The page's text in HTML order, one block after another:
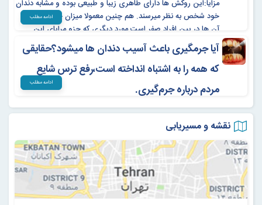
مزایا:این روکش ها دارای طاهری زیبا و طبیعی بوده و مشابه دندان
خود شخص به نظر میرسند. هم چنین معمولا میزان حساسیت به
آن ها در بین افراد صفر است.مورد دیگری که جزو مرایای این
روش محسوب میشود عدم تغییر رنگ آن است.
ادامه مطلب
آیا جرمگیری باعث آسیب دندان ها میشود؟حقایقی
که همه را به اشتباه انداخته است،رفع ترس شایع
مردم درباره جرم‌گیری.
یکی از پر تکرارترین سوالاتی که همیشه بیماران در کلینیک های
دندانپزشکی مطرح میکنند این است که:
«خانم دکتر، جرم‌گیری به دندان آسیب میزند؟ اینکه شایعه شده به
مینای دندان آسیب میزند صحت دارد!»
ادامه مطلب
نقشه و مسیریابی